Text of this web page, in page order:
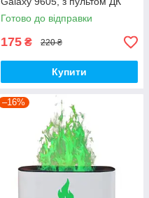
Готово до відправки
175 ₴ 220 ₴
Купити
–16%